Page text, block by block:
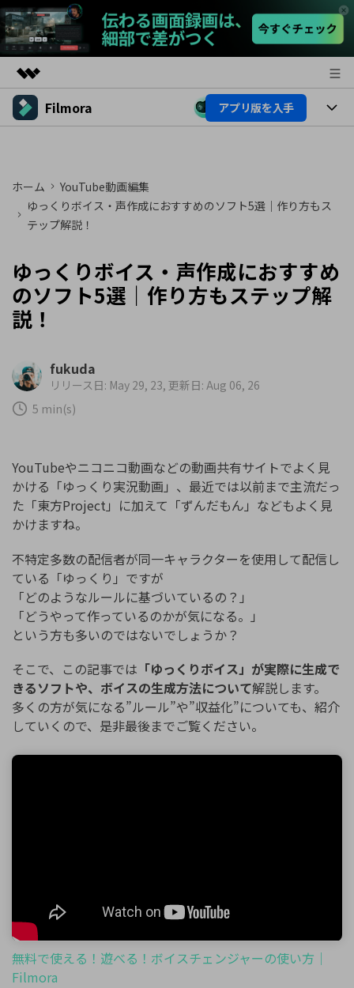
製品
ソリューション
企業情報
プラン＆価格
サポート
Filmora アプリ版を入手
プラットフォーム
製品機能
AI機能
AI機能
活用法
Filmoraのユーザー層
ビデオソリューション
動画編集関連知識
動画編集のコツ
サポート
カスタマーサポート
ブランド紹介
購入する
ホーム
YouTube動画編集
ゆっくりボイス・声作成におすすめのソフト5選｜作り方もス
テップ解説！
ゆっくりボイス・声作成におすすめ
のソフト5選｜作り方もステップ解
説！
fukuda
リリース日: May 29, 23, 更新日: Aug 06, 26
5 min(s)
YouTubeやニコニコ動画などの動画共有サイトでよく見
かける「ゆっくり実況動画」、最近では以前まで主流だっ
た「東方Project」に加えて「ずんだもん」などもよく見
かけますね。
不特定多数の配信者が同一キャラクターを使用して配信し
ている「ゆっくり」ですが
「どのようなルールに基づいているの？」
「どうやって作っているのかが気になる。」
という方も多いのではないでしょうか？
そこで、この記事では 「ゆっくりボイス」が実際に生成で
きるソフトや、ボイスの生成方法について解説します。
多くの方が気になる”ルール”や”収益化”についても、紹介
していくので、是非最後までご覧ください。
無料で使える！遊べる！ボイスチェンジャーの使い方｜
Filmora